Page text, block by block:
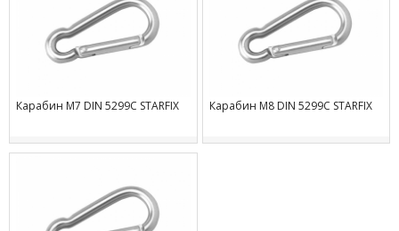
Карабин М7 DIN 5299C STARFIX Карабин М8 DIN 5299C STARFIX